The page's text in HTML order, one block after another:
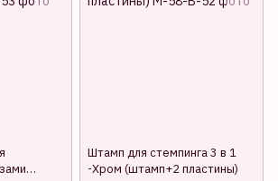
Штамп для стемпинга 3 в 1
-Хром (штамп+2 пластины)